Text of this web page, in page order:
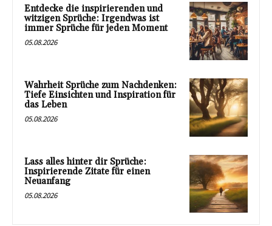
Entdecke die inspirierenden und
witzigen Sprüche: Irgendwas ist
immer Sprüche für jeden Moment
05.08.2026
Wahrheit Sprüche zum Nachdenken:
Tiefe Einsichten und Inspiration für
das Leben
05.08.2026
Lass alles hinter dir Sprüche:
Inspirierende Zitate für einen
Neuanfang
05.08.2026